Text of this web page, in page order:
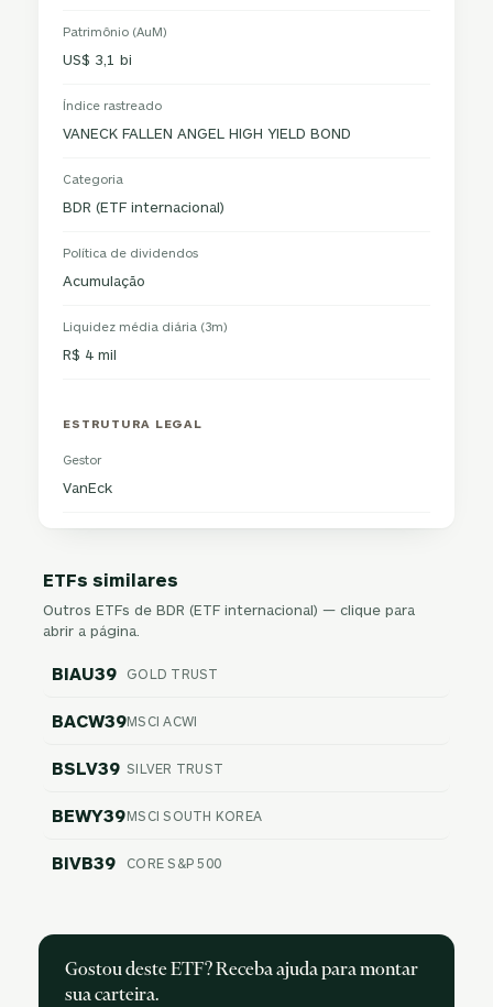
Patrimônio (AuM)
US$ 3,1 bi
Índice rastreado
VANECK FALLEN ANGEL HIGH YIELD BOND
Categoria
BDR (ETF internacional)
Política de dividendos
Acumulação
Liquidez média diária (3m)
R$ 4 mil
ESTRUTURA LEGAL
Gestor
VanEck
ETFs similares
Outros ETFs de BDR (ETF internacional) — clique para
abrir a página.
BIAU39 GOLD TRUST
BACW39MSCI ACWI
BSLV39 SILVER TRUST
BEWY39MSCI SOUTH KOREA
BIVB39 CORE S&P 500
Gostou deste ETF? Receba ajuda para montar
sua carteira.